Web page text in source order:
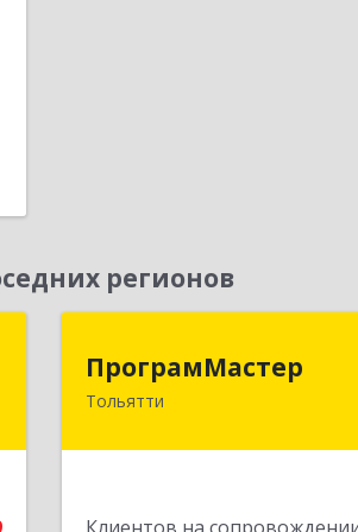
регионов
ПрограмМастер
Тольятти
445004, Самарская обл,